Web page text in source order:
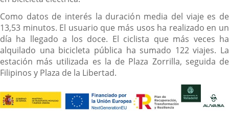
Como datos de interés la duración media del viaje es de
13,53 minutos. El usuario que más usos ha realizado en un
día ha llegado a los doce. El ciclista que más veces ha
alquilado una bicicleta pública ha sumado 122 viajes. La
estación más utilizada es la de Plaza Zorrilla, seguida de
Filipinos y Plaza de la Libertad.